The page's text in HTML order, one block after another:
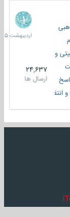
اطلاعاتی
24,637
ارسال ها
8
1405